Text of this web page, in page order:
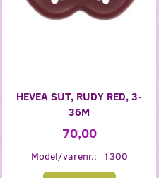
HEVEA SUT, RUDY RED, 3-
36M
70,00
Model/varenr.: 1300